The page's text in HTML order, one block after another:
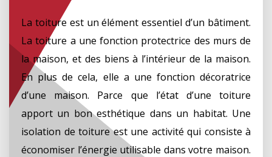
La toiture est un élément essentiel d’un bâtiment.
La toiture a une fonction protectrice des murs de
la maison, et des biens à l’intérieur de la maison.
En plus de cela, elle a une fonction décoratrice
d’une maison. Parce que l’état d’une toiture
apport un bon esthétique dans un habitat. Une
isolation de toiture est une activité qui consiste à
économiser l’énergie utilisable dans votre maison.